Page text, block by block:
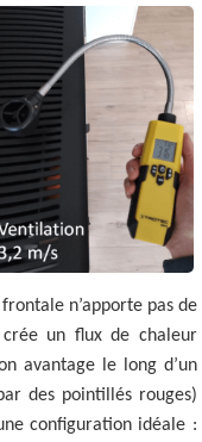
n’apporte pas de
un flux de chaleur
avantage le long d’un
des pointillés rouges)
configuration idéale :